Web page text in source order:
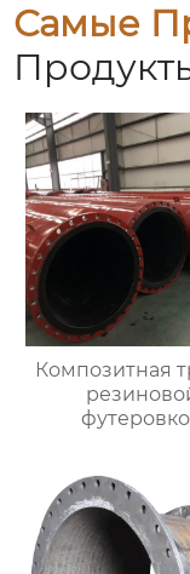
Самые
Композитная